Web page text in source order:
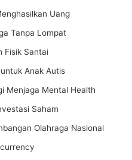
Uang
Tanpa Lompat
Fisik Santai
Anak Autis
Menjaga Mental Health
Saham
Olahraga Nasional